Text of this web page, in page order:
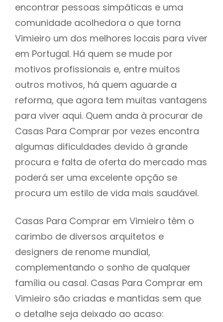
encontrar pessoas simpáticas e uma
comunidade acolhedora o que torna
Vimieiro um dos melhores locais para viver
em Portugal. Há quem se mude por
motivos profissionais e, entre muitos
outros motivos, há quem aguarde a
reforma, que agora tem muitas vantagens
para viver aqui. Quem anda à procurar de
Casas Para Comprar por vezes encontra
algumas dificuldades devido à grande
procura e falta de oferta do mercado mas
poderá ser uma excelente opção se
procura um estilo de vida mais saudável.
Casas Para Comprar em Vimieiro têm o
carimbo de diversos arquitetos e
designers de renome mundial,
complementando o sonho de qualquer
família ou casal. Casas Para Comprar em
Vimieiro são criadas e mantidas sem que
o detalhe seja deixado ao acaso: